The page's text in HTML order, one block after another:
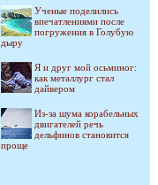
Ученые поделились
впечатлениями после
погружения в Голубую
дыру
Я и друг мой осьминог:
как металлург стал
дайвером
Из-за шума корабельных
двигателей речь
дельфинов становится
проще